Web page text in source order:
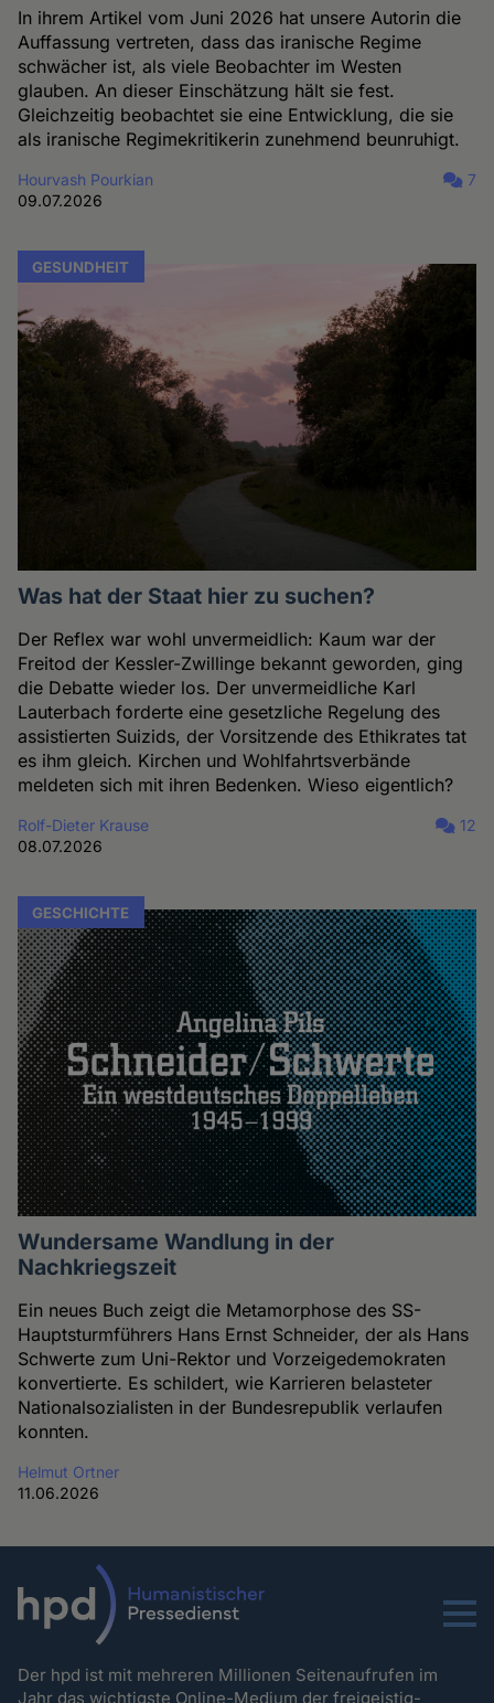
In ihrem Artikel vom Juni 2026 hat unsere Autorin die
Auffassung vertreten, dass das iranische Regime
schwächer ist, als viele Beobachter im Westen
glauben. An dieser Einschätzung hält sie fest.
Gleichzeitig beobachtet sie eine Entwicklung, die sie
als iranische Regimekritikerin zunehmend beunruhigt.
Hourvash Pourkian
09.07.2026
7
GESUNDHEIT
Was hat der Staat hier zu suchen?
Der Reflex war wohl unvermeidlich: Kaum war der
Freitod der Kessler-Zwillinge bekannt geworden, ging
die Debatte wieder los. Der unvermeidliche Karl
Lauterbach forderte eine gesetzliche Regelung des
assistierten Suizids, der Vorsitzende des Ethikrates tat
es ihm gleich. Kirchen und Wohlfahrtsverbände
meldeten sich mit ihren Bedenken. Wieso eigentlich?
Rolf-Dieter Krause
08.07.2026
12
GESCHICHTE
Wundersame Wandlung in der
Nachkriegszeit
Ein neues Buch zeigt die Metamorphose des SS-
Hauptsturmführers Hans Ernst Schneider, der als Hans
Schwerte zum Uni-Rektor und Vorzeigedemokraten
konvertierte. Es schildert, wie Karrieren belasteter
Nationalsozialisten in der Bundesrepublik verlaufen
konnten.
Helmut Ortner
11.06.2026
Menu
Der hpd ist mit mehreren Millionen Seitenaufrufen im
Jahr das wichtigste Online-Medium der freigeistig-